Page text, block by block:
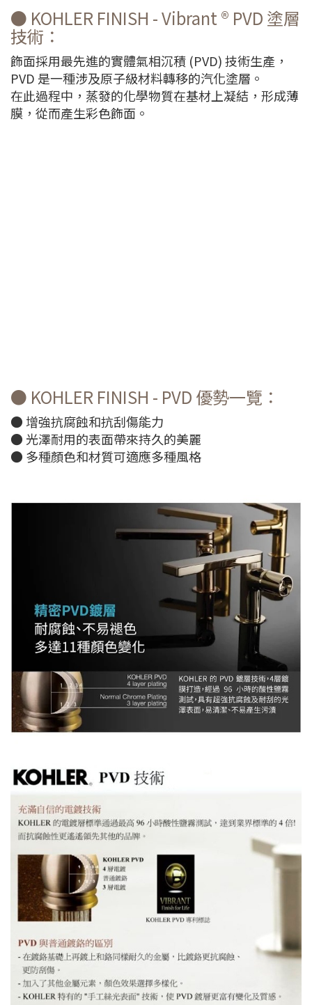
● KOHLER FINISH - Vibrant ® PVD 塗層
技術：
飾面採用最先進的實體氣相沉積 (PVD) 技術生產，
PVD 是一種涉及原子級材料轉移的汽化塗層。
在此過程中，蒸發的化學物質在基材上凝結，形成薄
膜，從而產生彩色飾面。
● KOHLER FINISH - PVD 優勢一覽：
● 增強抗腐蝕和抗刮傷能力
● 光澤耐用的表面帶來持久的美麗
● 多種顏色和材質可適應多種風格